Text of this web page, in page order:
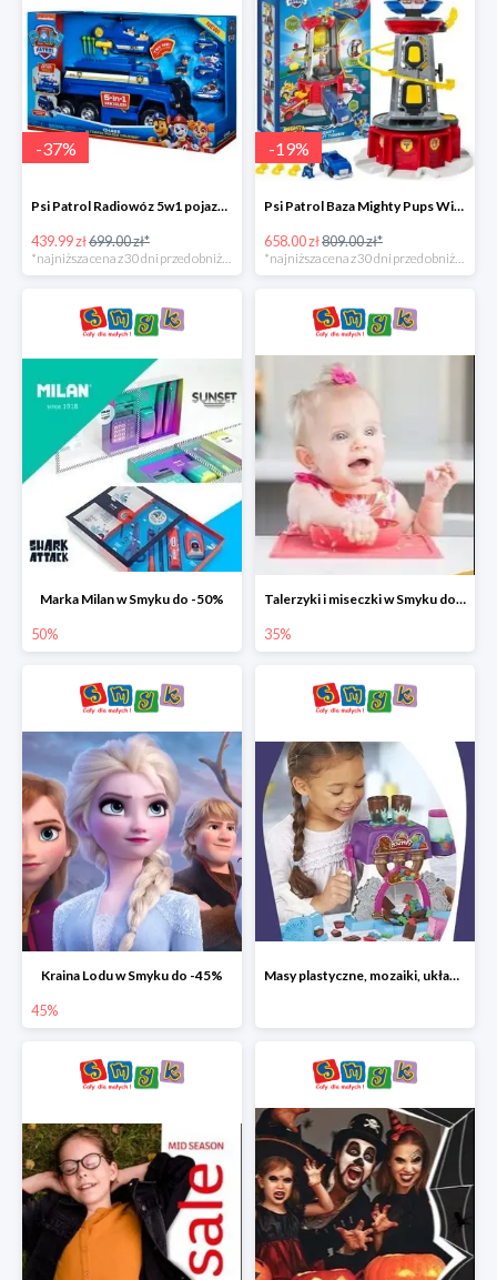
-37%
Psi Patrol Radiowóz 5w1 pojazd ratunkowy z figurką Chase'a -37%
439.99 zł699.00 zł*
-19%
Psi Patrol Baza Mighty Pups Wieża obserwacyjna+pojazd z figurką -19%
658.00 zł809.00 zł*
Marka Milan w Smyku do -50%
50%
Talerzyki i miseczki w Smyku do -35%
35%
Kraina Lodu w Smyku do -45%
45%
Masy plastyczne, mozaiki, układanki do -45%